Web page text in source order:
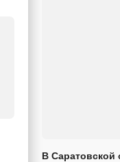
В Саратовской